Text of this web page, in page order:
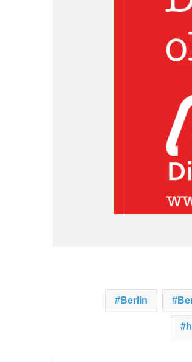
Berlin